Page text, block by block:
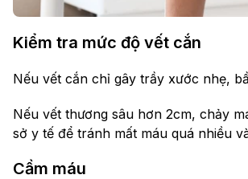
Kiểm tra mức độ vết cắn
Nếu vết cắn chỉ gây trầy xước nhẹ,
Nếu vết thương sâu hơn 2cm, chảy
sở y tế để tránh mất máu quá nhiều
Cầm máu